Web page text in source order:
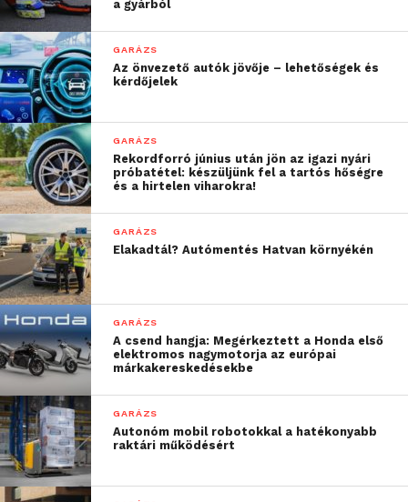
Szent Pantaleon Kórháznak, a régió egyik
kulcsfontosságú egészségügyi intézményének
2019-ben adományozott modern
lélegeztetőgépeket a vállalat. 2020-ban
védőfelszereléseket biztosított a COVID-19
világjárvány idején, 2024-ben pedig nővérhívó
rendszert telepített a sebészeti osztályon. Idén 3
millió forint értékű eszközbeszerzéssel és
korszerűsítéssel támogatta a gyermekosztály
fejlesztését.
A helyi egészségügyi infrastruktúra fejlesztéséhez
való hozzájárulás elismeréseként, a Hankook Tire
lett az első vállalat, amely megkapta a Szent
Pantaleon Kórház „Kiemelkedő Támogatói Díját” a
júliusban megrendezett Semmelweis-napi
ünnepségen.
Az egészségügyi kezdeményezéseken túl a
Hankook változatos, helyi igényekre szabott CSR-
projektekkel erősíti kapcsolatait a közösségekkel,
beleértve a közösségi infrastruktúra fejlesztését a
a gyárból
GARÁZS
Az önvezető autók jövője – lehetőségek és
kérdőjelek
GARÁZS
Rekordforró június után jön az igazi nyári
próbatétel: készüljünk fel a tartós hőségre
és a hirtelen viharokra!
GARÁZS
Elakadtál? Autómentés Hatvan környékén
GARÁZS
A csend hangja: Megérkeztett a Honda első
elektromos nagymotorja az európai
márkakereskedésekbe
GARÁZS
Autonóm mobil robotokkal a hatékonyabb
raktári működésért